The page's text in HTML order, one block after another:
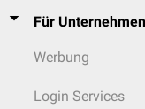
Für Unternehmen
Werbung
Login Services